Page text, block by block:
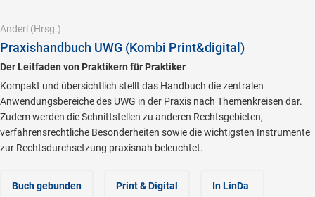
Anderl (Hrsg.)
Praxishandbuch UWG (Kombi Print&digital)
Der Leitfaden von Praktikern für Praktiker
Kompakt und übersichtlich stellt das Handbuch die zentralen
Anwendungsbereiche des UWG in der Praxis nach Themenkreisen dar.
Zudem werden die Schnittstellen zu anderen Rechtsgebieten,
verfahrensrechtliche Besonderheiten sowie die wichtigsten Instrumente
zur Rechtsdurchsetzung praxisnah beleuchtet.
Buch gebunden
Print & Digital
In LinDa